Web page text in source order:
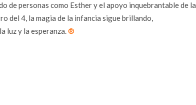
de personas como Esther y el apoyo inquebrantable de la
del 4, la magia de la infancia sigue brillando,
luz y la esperanza.®